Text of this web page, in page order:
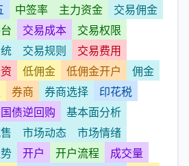
中签率 主力资金
交易佣金
交易成本
交易权限
交易规则
交易费用
低佣金 低佣金开户
佣金
券商 券商选择
印花税
国债逆回购
基本面分析
市场动态
市场情绪
开户 开户流程
成交量